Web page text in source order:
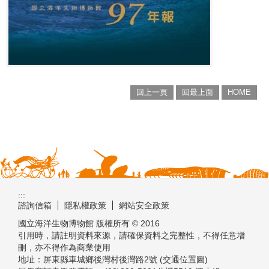
回上一頁 回最上面 HOME
:::
諮詢信箱
隱私權政策
網站安全政策
國立海洋生物博物館 版權所有 © 2016
引用時，請註明資料來源，請確保資料之完整性，不得任意增
刪，亦不得作為商業使用
地址：屏東縣車城鄉後灣村後灣路2號 (交通位置圖)